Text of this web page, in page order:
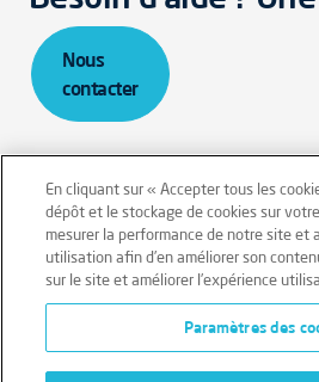
Nous
contacter
Mentions légales
Données personnelles
Données personnelles – Volontaires
En cliquant sur « Accepter tous les
dépôt et le stockage de cookies sur
mesurer la performance de notre site et
utilisation afin d’en améliorer son
sur le site et améliorer l’expérience
Paramètres des